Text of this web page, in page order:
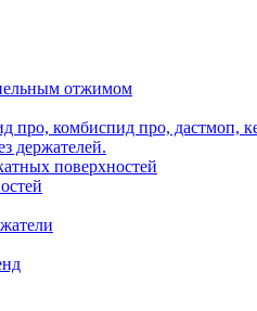
отжимом
про, комбиспид про, дастмоп,
держателей.
поверхностей